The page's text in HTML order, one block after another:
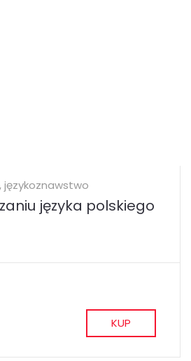
języka polskiego
KUP